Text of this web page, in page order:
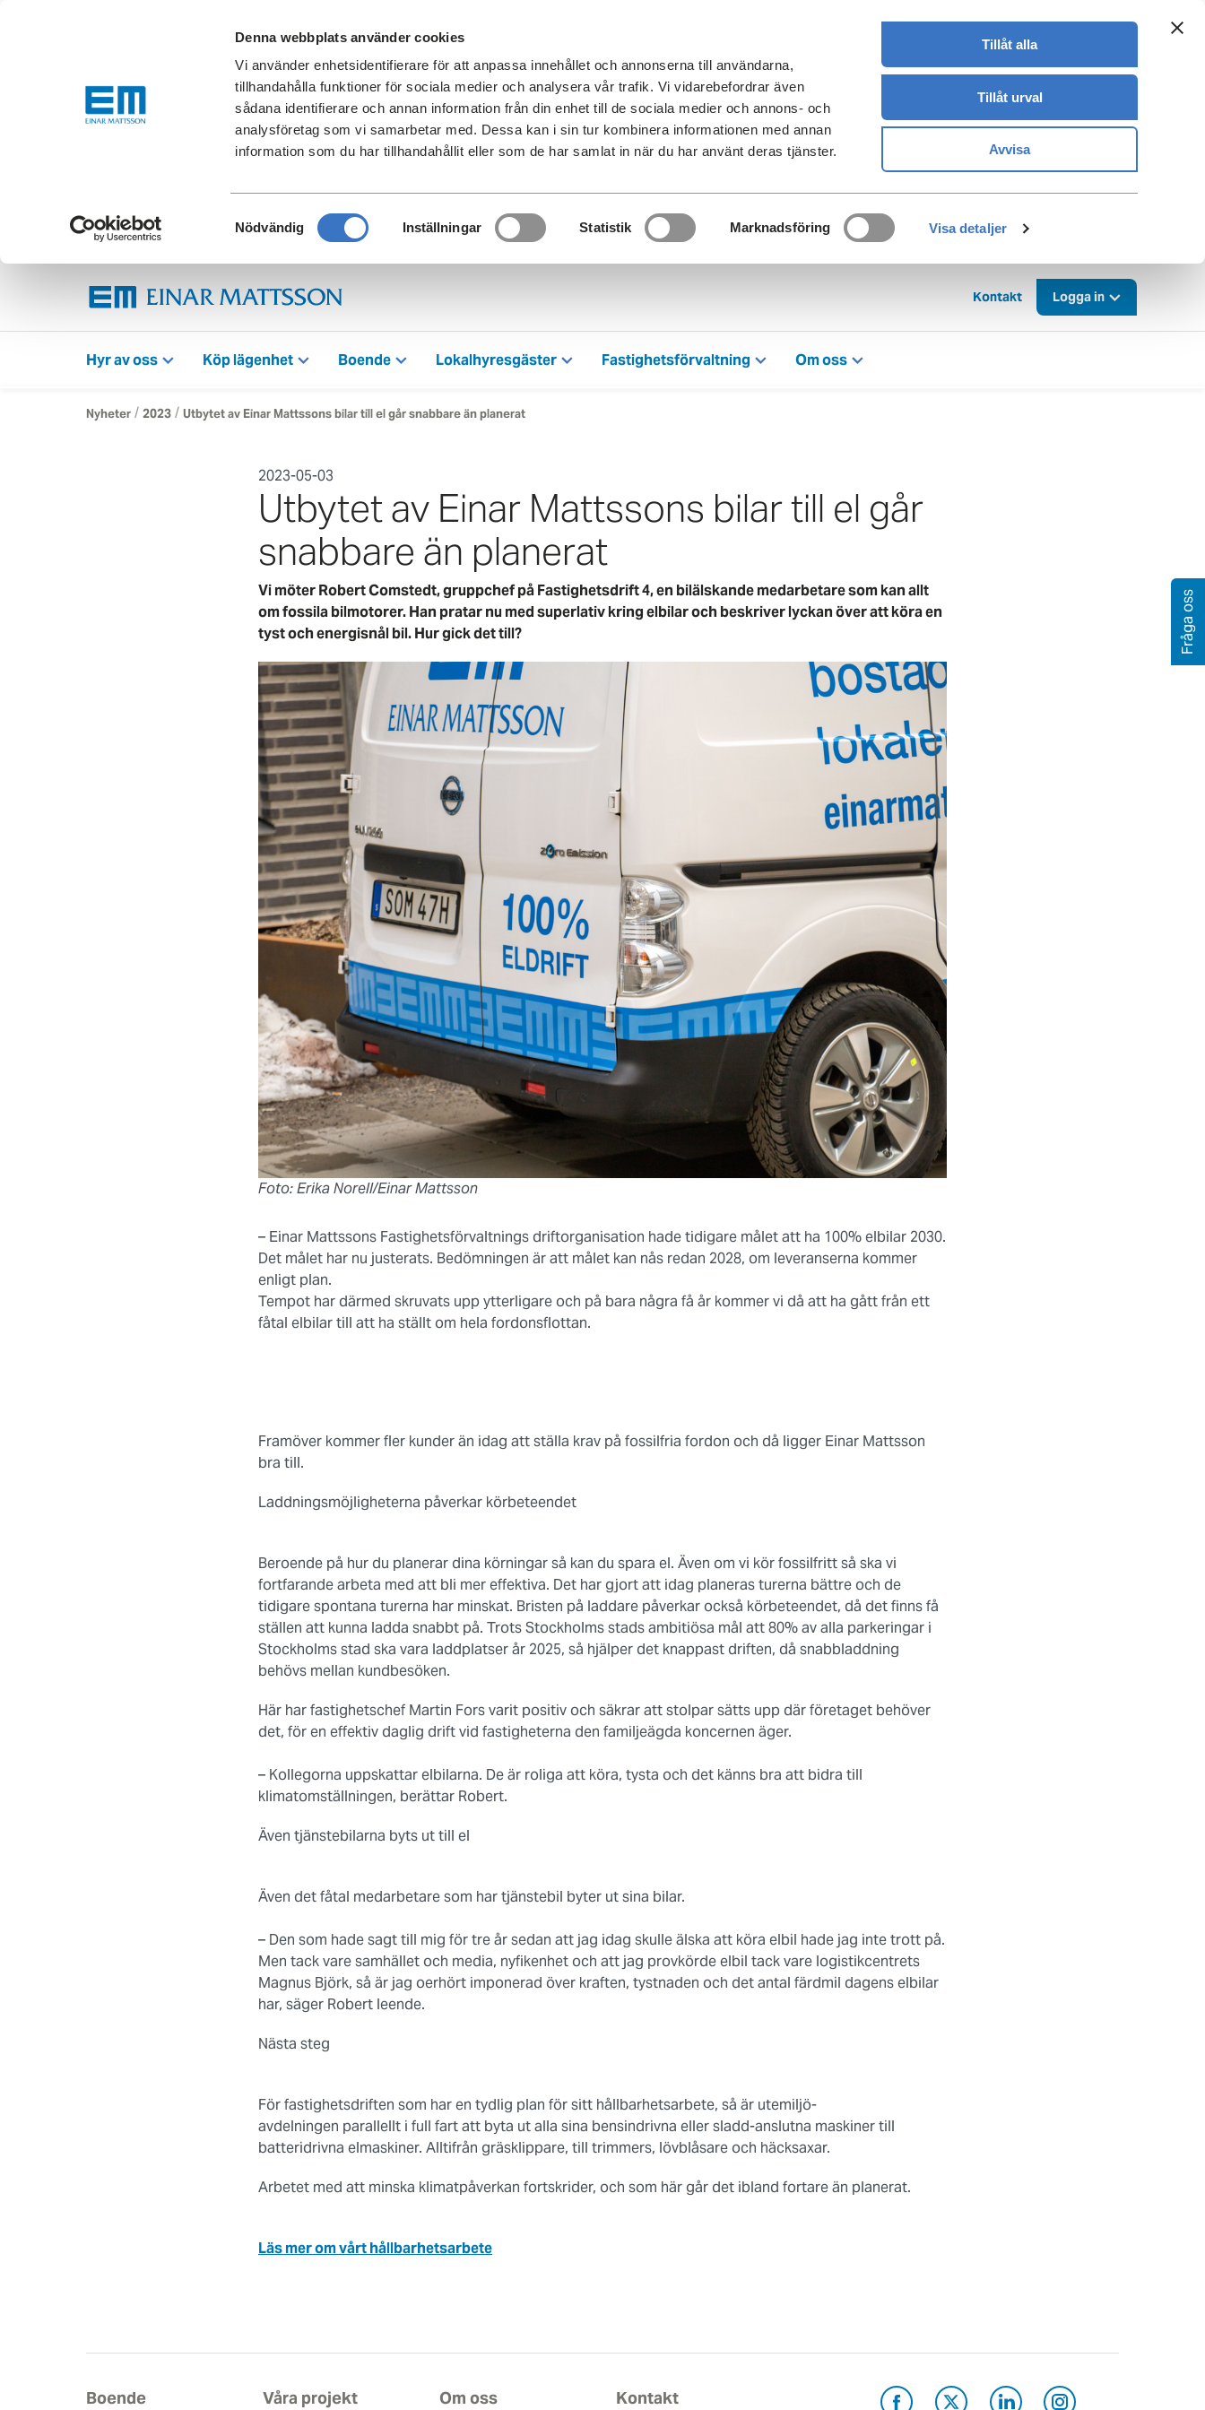
Denna webbplats använder cookies
Vi använder enhetsidentifierare för att anpassa innehållet och annonserna till användarna,
tillhandahålla funktioner för sociala medier och analysera vår trafik. Vi vidarebefordrar även
sådana identifierare och annan information från din enhet till de sociala medier och annons- och
analysföretag som vi samarbetar med. Dessa kan i sin tur kombinera informationen med annan
information som du har tillhandahållit eller som de har samlat in när du har använt deras tjänster.
Samtyckesval
Nödvändig Inställningar Statistik Marknadsföring Visa detaljer
Tillåt alla
Tillåt urval
Avvisa
Kontakt Logga in
Hyr av oss Köp lägenhet Boende Lokalhyresgäster Fastighetsförvaltning Om oss
Nyheter / 2023 / Utbytet av Einar Mattssons bilar till el går snabbare än planerat
2023-05-03
Utbytet av Einar Mattssons bilar till el går
snabbare än planerat
Vi möter Robert Comstedt, gruppchef på Fastighetsdrift 4, en bilälskande medarbetare som kan allt
om fossila bilmotorer. Han pratar nu med superlativ kring elbilar och beskriver lyckan över att köra en
tyst och energisnål bil. Hur gick det till?
Foto: Erika Norell/Einar Mattsson
– Einar Mattssons Fastighetsförvaltnings driftorganisation hade tidigare målet att ha 100% elbilar 2030.
Det målet har nu justerats. Bedömningen är att målet kan nås redan 2028, om leveranserna kommer
enligt plan.
Tempot har därmed skruvats upp ytterligare och på bara några få år kommer vi då att ha gått från ett
fåtal elbilar till att ha ställt om hela fordonsflottan.
Framöver kommer fler kunder än idag att ställa krav på fossilfria fordon och då ligger Einar Mattsson
bra till.
Laddningsmöjligheterna påverkar körbeteendet
Beroende på hur du planerar dina körningar så kan du spara el. Även om vi kör fossilfritt så ska vi
fortfarande arbeta med att bli mer effektiva. Det har gjort att idag planeras turerna bättre och de
tidigare spontana turerna har minskat. Bristen på laddare påverkar också körbeteendet, då det finns få
ställen att kunna ladda snabbt på. Trots Stockholms stads ambitiösa mål att 80% av alla parkeringar i
Stockholms stad ska vara laddplatser år 2025, så hjälper det knappast driften, då snabbladdning
behövs mellan kundbesöken.
Här har fastighetschef Martin Fors varit positiv och säkrar att stolpar sätts upp där företaget behöver
det, för en effektiv daglig drift vid fastigheterna den familjeägda koncernen äger.
– Kollegorna uppskattar elbilarna. De är roliga att köra, tysta och det känns bra att bidra till
klimatomställningen, berättar Robert.
Även tjänstebilarna byts ut till el
Även det fåtal medarbetare som har tjänstebil byter ut sina bilar.
– Den som hade sagt till mig för tre år sedan att jag idag skulle älska att köra elbil hade jag inte trott på.
Men tack vare samhället och media, nyfikenhet och att jag provkörde elbil tack vare logistikcentrets
Magnus Björk, så är jag oerhört imponerad över kraften, tystnaden och det antal färdmil dagens elbilar
har, säger Robert leende.
Nästa steg
För fastighetsdriften som har en tydlig plan för sitt hållbarhetsarbete, så är utemiljö-
avdelningen parallellt i full fart att byta ut alla sina bensindrivna eller sladd-anslutna maskiner till
batteridrivna elmaskiner. Alltifrån gräsklippare, till trimmers, lövblåsare och häcksaxar.
Arbetet med att minska klimatpåverkan fortskrider, och som här går det ibland fortare än planerat.
Läs mer om vårt hållbarhetsarbete
Boende Våra projekt Om oss Kontakt
Fråga oss